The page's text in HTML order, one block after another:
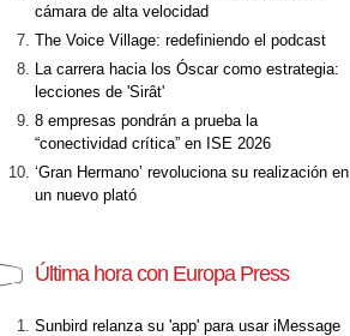
cámara de alta velocidad
The Voice Village: redefiniendo el podcast
La carrera hacia los Óscar como estrategia:
lecciones de 'Sirât'
8 empresas pondrán a prueba la
“conectividad crítica” en ISE 2026
‘Gran Hermano’ revoluciona su realización en
un nuevo plató
Última hora con Europa Press
Sunbird relanza su 'app' para usar iMessage